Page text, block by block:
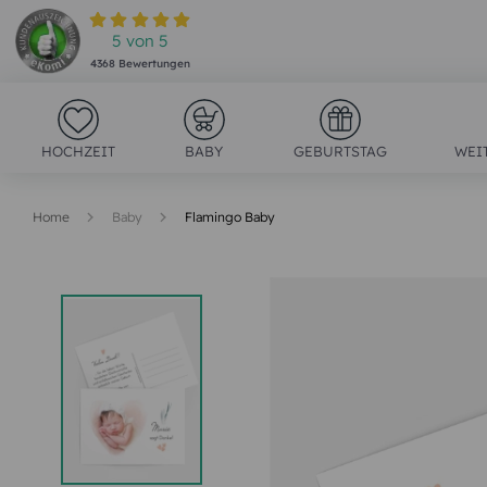
5 von 5
4368Bewertungen
HOCHZEIT BABY GEBURTSTAG
Home Baby Flamingo Baby